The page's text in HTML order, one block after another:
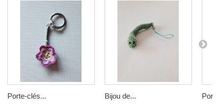
Porte-clés... Bijou de...